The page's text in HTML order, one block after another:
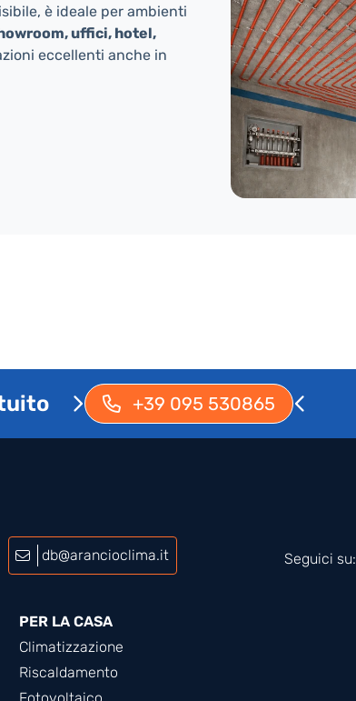
è ideale per ambienti
uffici, hotel,
eccellenti anche in
+39 095 530865
db@arancioclima.it Seguici su:
PER LA CASA
Climatizzazione
Riscaldamento